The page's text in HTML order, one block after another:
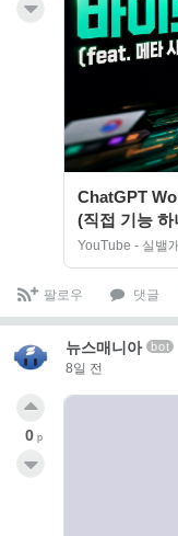
ChatGPT
(직접 기능
YouTube - 실밸
팔로우 댓글
뉴스매니아 bot
8일 전
0 p